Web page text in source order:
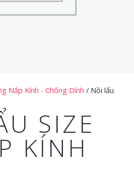
Nắp Kính - Chống Dính / Nồi lẩu
SIZE
KÍNH